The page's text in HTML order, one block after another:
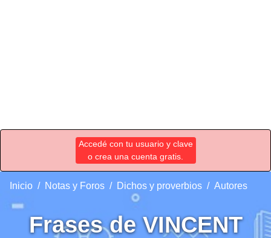
Accedé con tu usuario y clave
o crea una cuenta gratis.
Inicio Notas y Foros Dichos y proverbios Autores
Frases de VINCENT